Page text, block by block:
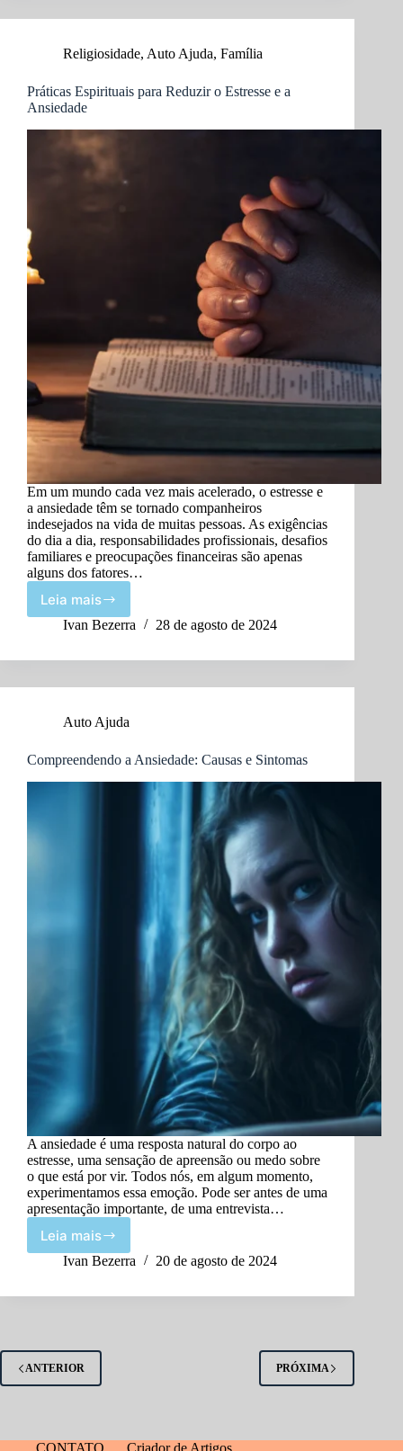
Hábitos
Religiosidade, Auto Ajuda, Família
Práticas Espirituais para Reduzir o Estresse e a
Ansiedade
Em um mundo cada vez mais acelerado, o estresse e
a ansiedade têm se tornado companheiros
indesejados na vida de muitas pessoas. As exigências
do dia a dia, responsabilidades profissionais, desafios
familiares e preocupações financeiras são apenas
alguns dos fatores…
Leia maisPráticas
Espirituais
Reduzir
Estresse
a
Ivan Bezerra 28 de agosto de 2024
Auto Ajuda
Compreendendo a Ansiedade: Causas e Sintomas
A ansiedade é uma resposta natural do corpo ao
estresse, uma sensação de apreensão ou medo sobre
o que está por vir. Todos nós, em algum momento,
experimentamos essa emoção. Pode ser antes de uma
apresentação importante, de uma entrevista…
Leia maisCompreendendo
a
Causas
Ivan Bezerra 20 de agosto de 2024
ANTERIOR PRÓXIMA